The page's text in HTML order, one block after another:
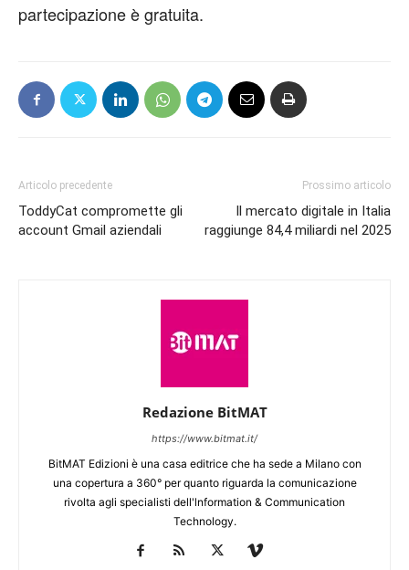
partecipazione è gratuita.
Articolo precedente
ToddyCat compromette gli
account Gmail aziendali
Prossimo articolo
Il mercato digitale in Italia
raggiunge 84,4 miliardi nel 2025
Redazione BitMAT
https://www.bitmat.it/
BitMAT Edizioni è una casa editrice che ha sede a Milano con
una copertura a 360° per quanto riguarda la comunicazione
rivolta agli specialisti dell'lnformation & Communication
Technology.